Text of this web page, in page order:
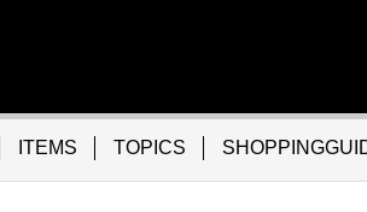
ITEMS TOPICS